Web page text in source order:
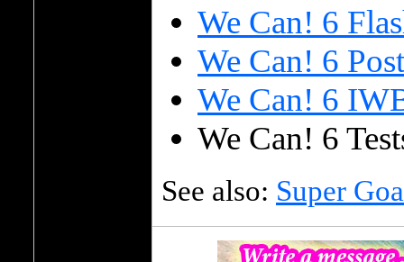
We Can! 6
We Can! 6
We Can! 6
We Can! 6
See also: Super